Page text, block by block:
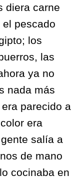
diera carne
el pescado
los
las
ya no
nada más
parecido a
era
salía a
de mano
cocinaba en